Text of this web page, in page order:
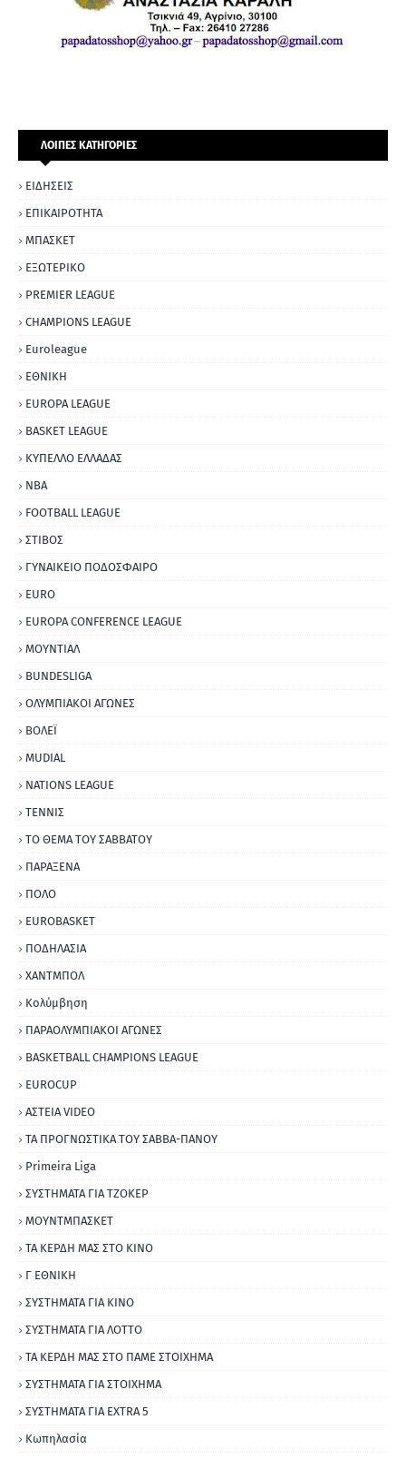
ΛΟΙΠΕΣ ΚΑΤΗΓΟΡΙΕΣ
ΕΙΔΗΣΕΙΣ
ΕΠΙΚΑΙΡΟΤΗΤΑ
ΜΠΑΣΚΕΤ
ΕΞΩΤΕΡΙΚΟ
PREMIER LEAGUE
CHAMPIONS LEAGUE
Euroleague
ΕΘΝΙΚΗ
EUROPA LEAGUE
BASKET LEAGUE
ΚΥΠΕΛΛΟ ΕΛΛΑΔΑΣ
NBA
FOOTBALL LEAGUE
ΣΤΙΒΟΣ
ΓΥΝΑΙΚΕΙΟ ΠΟΔΟΣΦΑΙΡΟ
EURO
EUROPA CONFERENCE LEAGUE
ΜΟΥΝΤΙΑΛ
BUNDESLIGA
ΟΛΥΜΠΙΑΚΟΙ ΑΓΩΝΕΣ
ΒΟΛΕΪ
MUDIAL
NATIONS LEAGUE
ΤΕΝΝΙΣ
ΤΟ ΘΕΜΑ ΤΟΥ ΣΑΒΒΑΤΟΥ
ΠΑΡΑΞΕΝΑ
ΠΟΛΟ
EUROBASKET
ΠΟΔΗΛΑΣΙΑ
ΧΑΝΤΜΠΟΛ
Κολύμβηση
ΠΑΡΑΟΛΥΜΠΙΑΚΟΙ ΑΓΩΝΕΣ
BASKETBALL CHAMPIONS LEAGUE
EUROCUP
ΑΣΤΕΙΑ VIDEO
ΤΑ ΠΡΟΓΝΩΣΤΙΚΑ ΤΟΥ ΣΑΒΒΑ-ΠΑΝΟΥ
Primeira Liga
ΣΥΣΤΗΜΑΤΑ ΓΙΑ ΤΖΟΚΕΡ
ΜΟΥΝΤΜΠΑΣΚΕΤ
ΤΑ ΚΕΡΔΗ ΜΑΣ ΣΤΟ ΚΙΝΟ
Γ ΕΘΝΙΚΗ
ΣΥΣΤΗΜΑΤΑ ΓΙΑ ΚΙΝΟ
ΣΥΣΤΗΜΑΤΑ ΓΙΑ ΛΟΤΤΟ
ΤΑ ΚΕΡΔΗ ΜΑΣ ΣΤΟ ΠΑΜΕ ΣΤΟΙΧΗΜΑ
ΣΥΣΤΗΜΑΤΑ ΓΙΑ ΣΤΟΙΧΗΜΑ
ΣΥΣΤΗΜΑΤΑ ΓΙΑ ΕΧΤRΑ 5
Κωπηλασία